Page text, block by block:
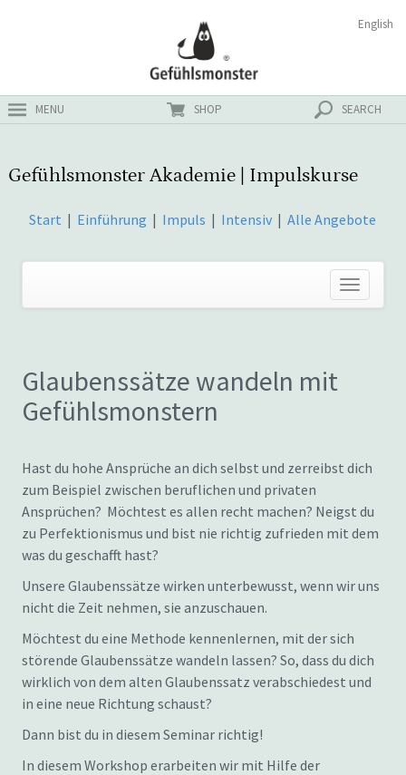
MENU SHOP SEARCH
English
Gefühlsmonster Akademie | Impulskurse
Start | Einführung | Impuls | Intensiv |Alle Angebote
Glaubenssätze wandeln mit
Gefühlsmonstern
Hast du hohe Ansprüche an dich selbst und zerreibst dich
zum Beispiel zwischen beruflichen und privaten
Ansprüchen? Möchtest es allen recht machen? Neigst du
zu Perfektionismus und bist nie richtig zufrieden mit dem
was du geschafft hast?
Unsere Glaubenssätze wirken unterbewusst, wenn wir uns
nicht die Zeit nehmen, sie anzuschauen.
Möchtest du eine Methode kennenlernen, mit der sich
störende Glaubenssätze wandeln lassen? So, dass du dich
wirklich von dem alten Glaubenssatz verabschiedest und
in eine neue Richtung schaust?
Dann bist du in diesem Seminar richtig!
In diesem Workshop erarbeiten wir mit Hilfe der